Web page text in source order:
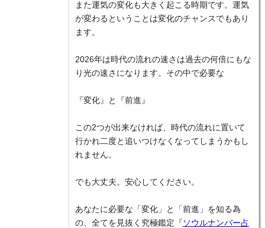
また運気の変化も大きく起こる時期です。運気
が変わるということは変化のチャンスでもあり
ます。
2026年は時代の流れの速さは過去の何倍にもな
り光の速さになります。その中で必要な
『変化』と『前進』
この2つが出来なければ、時代の流れに置いて
行かれ二度と追いつけなくなってしまうかもし
れません。
でも大丈夫。安心してください。
あなたに必要な「変化」と「前進」を知る為
の、全てを見抜く究極鑑定『 ソウルナンバー占